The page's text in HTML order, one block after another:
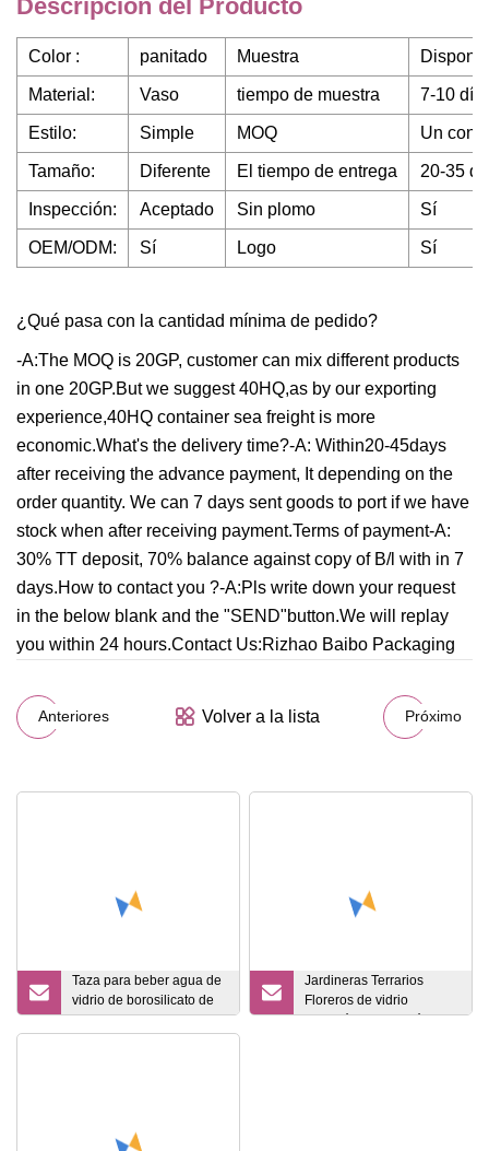
Descripción del Producto
Color : panitado Muestra
Material: Vaso tiempo de muestra 7-10
Estilo: Simple MOQ Un
Tamaño: Diferente El tiempo de entrega 20-35
Inspección: Aceptado Sin plomo Sí
OEM/ODM: Sí Logo Sí
¿Qué pasa con la cantidad mínima de pedido?
-A:The MOQ is 20GP, customer can mix different products
in one 20GP.But we suggest 40HQ,as by our exporting
experience,40HQ container sea freight is more
economic.What's the delivery time?-A: Within20-45days
after receiving the advance payment, It depending on the
order quantity. We can 7 days sent goods to port if we have
stock when after receiving payment.Terms of payment-A:
30% TT deposit, 70% balance against copy of B/l with in 7
days.How to contact you ?-A:Pls write down your request
in the below blank and the "SEND"button.We will replay
you within 24 hours.Contact Us:Rizhao Baibo Packaging
Anteriores Volver a la lista Próximo
Taza para beber agua de
vidrio de borosilicato de
450/500 ml, taza para
beber con forma de goteo
Jardineras Terrarios
Floreros de vidrio
hidropónico Estación de